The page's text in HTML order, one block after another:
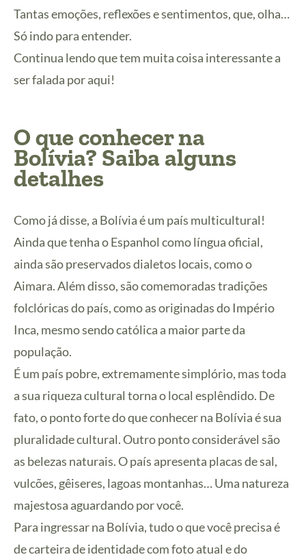
Tantas emoções, reflexões e sentimentos, que, olha…
Só indo para entender.
Continua lendo que tem muita coisa interessante a
ser falada por aqui!
O que conhecer na
Bolívia? Saiba alguns
detalhes
Como já disse, a Bolívia é um país multicultural!
Ainda que tenha o Espanhol como língua oficial,
ainda são preservados dialetos locais, como o
Aimara. Além disso, são comemoradas tradições
folclóricas do país, como as originadas do Império
Inca, mesmo sendo católica a maior parte da
população.
É um país pobre, extremamente simplório, mas toda
a sua riqueza cultural torna o local esplêndido. De
fato, o ponto forte do que conhecer na Bolívia é sua
pluralidade cultural. Outro ponto considerável são
as belezas naturais. O país apresenta placas de sal,
vulcões, gêiseres, lagoas montanhas… Uma natureza
majestosa aguardando por você.
Para ingressar na Bolívia, tudo o que você precisa é
de carteira de identidade com foto atual e do